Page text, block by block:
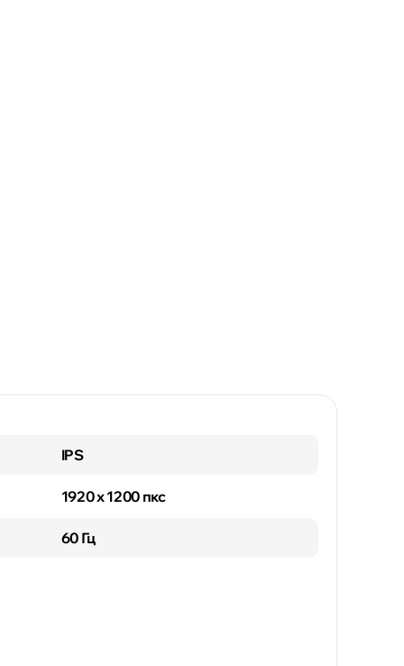
IPS
1920 x 1200 пкс
60 Гц